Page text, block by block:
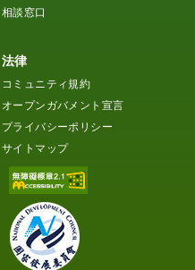
相談窓口
法律
コミュニティ規約
オープンガバメント宣言
プライバシーポリシー
サイトマップ